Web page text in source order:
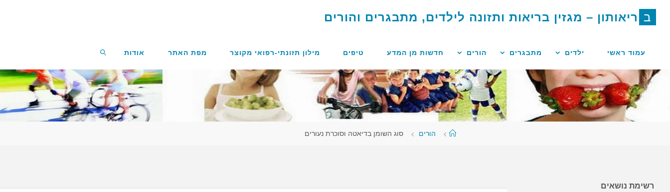
ב ריאותון – מגזין בריאות ותזונה לילדים, מתבגרים והורים
עמוד ראשי ילדים מתבגרים הורים חדשות מן המדע טיפים מילון תזונתי-רפואי מקוצר מפת האתר אודות
חפשו
עמודהורים סוג השומן בדיאטה וסוכרת נעורים
רשימת נושאים